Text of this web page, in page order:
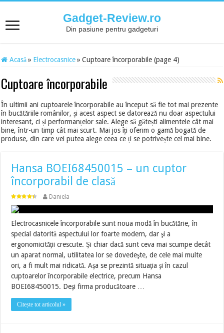
Gadget-Review.ro
Din pasiune pentru gadgeturi
Acasă » Electrocasnice » Cuptoare încorporabile (page 4)
Cuptoare încorporabile
În ultimii ani cuptoarele încorporabile au început să fie tot mai prezente
în bucătăriile românilor, și acest aspect se datorează nu doar aspectului
interesant, ci și performanțelor sale. Alege să gătești alimentele cât mai
bine, într-un timp cât mai scurt. Mai jos îți oferim o gamă bogată de
produse, din care vei putea alege ceea ce ți se potrivește cel mai bine.
Hansa BOEI68450015 – un cuptor
încorporabil de clasă
Daniela
Electrocasnicele încorporabile sunt noua modă în bucătărie, în
special datorită aspectului lor foarte modern, dar şi a
ergonomicităţii crescute. Şi chiar dacă sunt ceva mai scumpe decât
un aparat normal, utilitatea lor se dovedeşte, de cele mai multe
ori, a fi mult mai ridicată. Aşa se prezintă situaţia şi în cazul
cuptoarelor încorporabile electrice, precum Hansa
BOEI68450015. Deşi firma producătoare …
Citește tot articolul »